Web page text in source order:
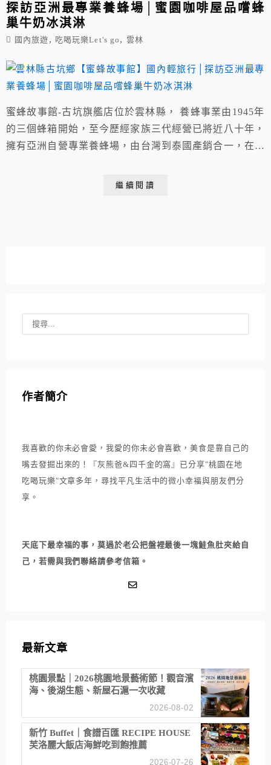
探訪亞洲最專業養蜂場│蜜園咖啡屋品嚐蜂
巢牛奶冰淇淋
國內旅遊 , 吃喝玩樂Let's go , 雲林
蜜蜂故事館-古坑旗艦店位於雲林縣， 養蜂事業由1945年
的三個蜂箱開始，至今歷經家族三代經營已將近八十年，
擁有亞洲自營專業養蜂場，由台灣到泰國產銷合一，在技
即可預約戶外養蜂場/室內生態導覽，值得一訪。
繼續閱讀
作者簡介
我喜歡的你未必會愛，我愛的你未必會喜歡，美食是靠自己的
嘴去發掘出來的！『灰熊爸&四千金的窩』已分享"桃園在地
吃喝玩樂"文章多年，尋找平凡生活中的微小幸福與朋友們分
享。
天底下最幸福的事，莫過於老公把盤裡最後一塊鮭魚肚夾給自
己，若需與我們聯絡請參考信箱。
最新文章
桃園景點｜2026桃園地景藝術節！觀音濱
海、後湖生態、新屋石滬一次收藏
2026-08-02
新竹 Buffet｜食譜百匯 RECIPE HOUSE
芙洛麗大飯店海鮮吃到飽推薦
2026-07-26